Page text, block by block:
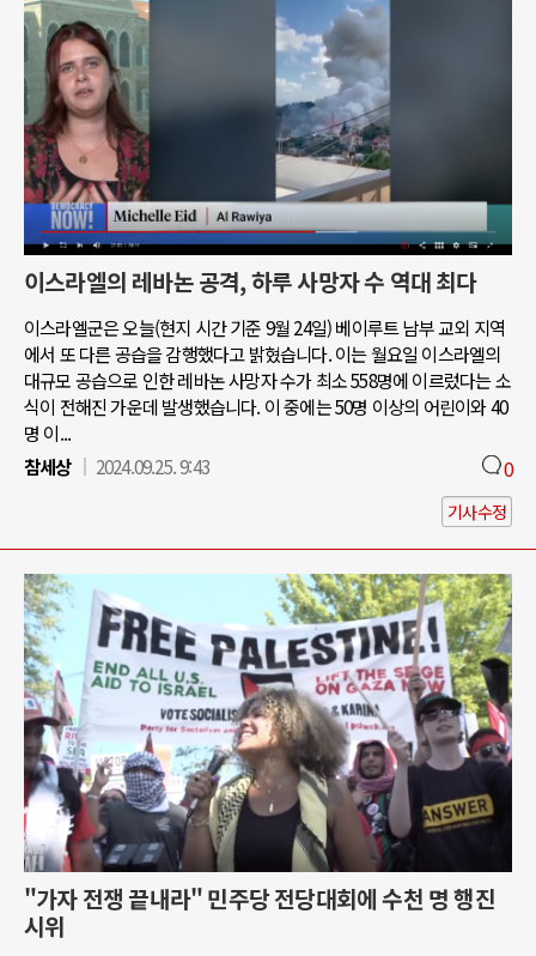
이스라엘의 레바논 공격, 하루 사망자 수 역대 최다
이스라엘군은 오늘(현지 시간 기준 9월 24일) 베이루트 남부 교외 지역
에서 또 다른 공습을 감행했다고 밝혔습니다. 이는 월요일 이스라엘의
대규모 공습으로 인한 레바논 사망자 수가 최소 558명에 이르렀다는 소
식이 전해진 가운데 발생했습니다. 이 중에는 50명 이상의 어린이와 40
명 이...
참세상
2024.09.25. 9:43 0
기사수정
"가자 전쟁 끝내라" 민주당 전당대회에 수천 명 행진
시위